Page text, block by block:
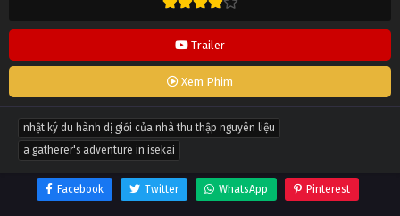
Trailer
Xem Phim
nhật ký du hành dị giới của nhà thu thập nguyên liệu
a gatherer's adventure in isekai
Facebook Twitter WhatsApp Pinterest